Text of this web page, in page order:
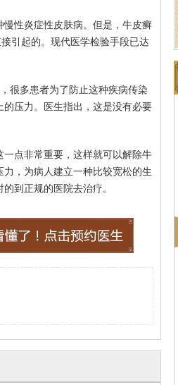
性炎症性皮肤病。但是，牛皮癣
引起的。现代医学检验手段已达
很多患者为了防止这种疾病传染
压力。医生指出，这是没有必要
点非常重要，这样就可以解除牛
，为病人建立一种比较宽松的生
到正规的医院去治疗。
医生简介：原海南医学院附属医院皮肤科主任
医师，副教授。从事皮…[详细]